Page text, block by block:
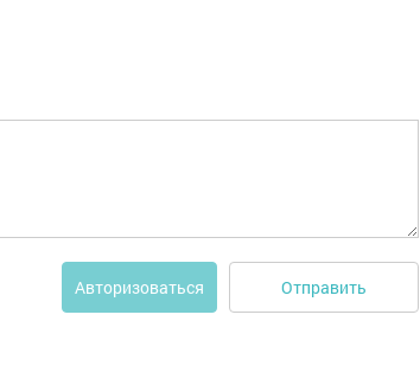
Авторизоваться Отправить